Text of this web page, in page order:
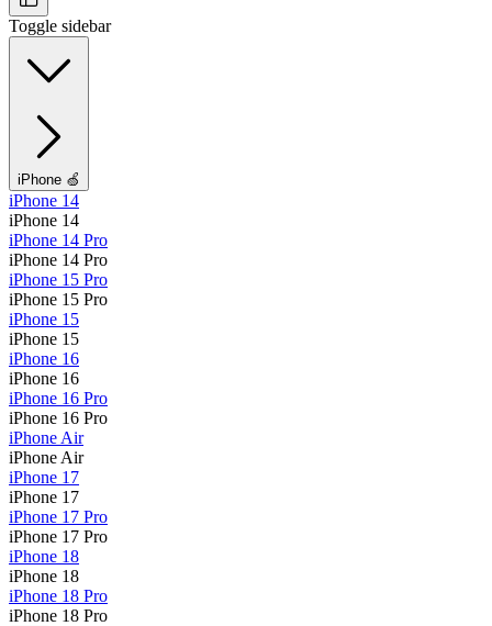
Toggle sidebar
iPhone 🍏
iPhone 14
iPhone 14
iPhone 14 Pro
iPhone 14 Pro
iPhone 15 Pro
iPhone 15 Pro
iPhone 15
iPhone 15
iPhone 16
iPhone 16
iPhone 16 Pro
iPhone 16 Pro
iPhone Air
iPhone Air
iPhone 17
iPhone 17
iPhone 17 Pro
iPhone 17 Pro
iPhone 18
iPhone 18
iPhone 18 Pro
iPhone 18 Pro